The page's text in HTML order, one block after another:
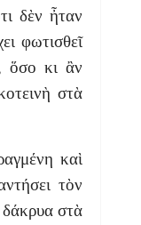
δὲν ἦταν
φωτισθεῖ
ὅσο κι ἂν
στὰ
καὶ
τὸν
στὰ